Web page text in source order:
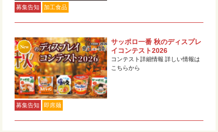
募集告知 加工食品
募集告知 即席麺
サッポロ一番 秋のディスプレ
イコンテスト2026
コンテスト詳細情報 詳しい情報は
こちらから